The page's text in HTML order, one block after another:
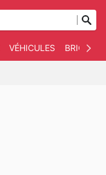
VÉHICULES